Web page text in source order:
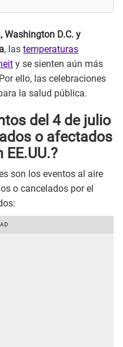
Washington D.C. y
, las temperaturas
y se sienten aún más
ello, las celebraciones
la salud pública.
del 4 de julio
o afectados
son los eventos al aire
o cancelados por el